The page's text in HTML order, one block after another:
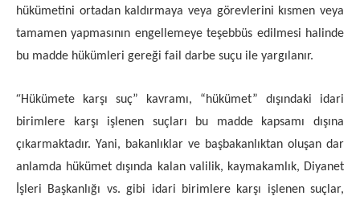
hükümetini ortadan kaldırmaya veya görevlerini kısmen veya
tamamen yapmasının engellemeye teşebbüs edilmesi halinde
bu madde hükümleri gereği fail darbe suçu ile yargılanır.
“Hükümete karşı suç” kavramı, “hükümet” dışındaki idari
birimlere karşı işlenen suçları bu madde kapsamı dışına
çıkarmaktadır. Yani, bakanlıklar ve başbakanlıktan oluşan dar
anlamda hükümet dışında kalan valilik, kaymakamlık, Diyanet
İşleri Başkanlığı vs. gibi idari birimlere karşı işlenen suçlar,